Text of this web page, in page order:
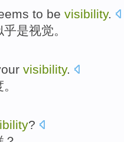
to be visibility.
乎是视觉。
visibility.
。
?